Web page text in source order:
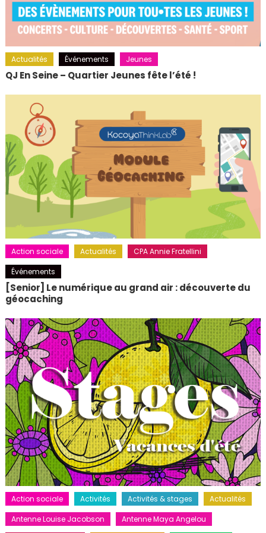
Actualités Événements Jeunes
QJ En Seine – Quartier Jeunes fête l’été !
Action sociale Actualités
CPA Annie Fratellini
Événements
[Senior] Le numérique au grand air : découverte du
géocaching
Action sociale Activités Activités & stages
Actualités
Antenne Louise Jacobson
Antenne Maya Angelou